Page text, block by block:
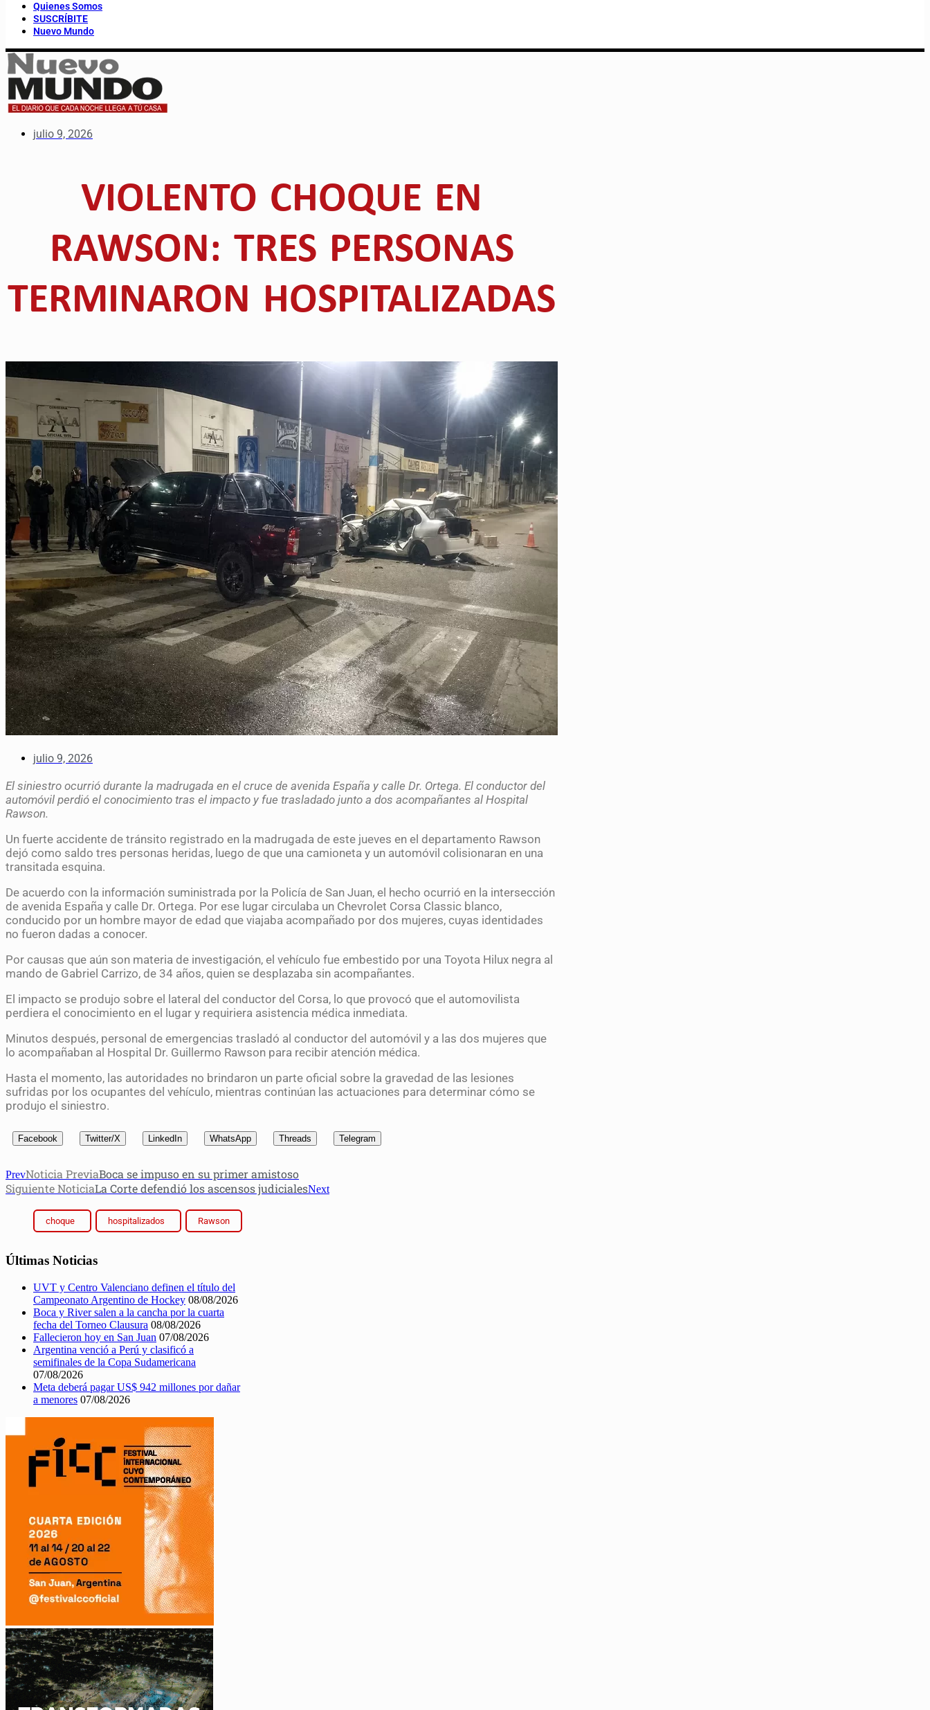
Quienes Somos
SUSCRÍBITE
Nuevo Mundo
julio 9, 2026
VIOLENTO CHOQUE EN
RAWSON: TRES PERSONAS
TERMINARON HOSPITALIZADAS
julio 9, 2026
El siniestro ocurrió durante la madrugada en el cruce de avenida España y calle Dr. Ortega. El conductor del
automóvil perdió el conocimiento tras el impacto y fue trasladado junto a dos acompañantes al Hospital
Rawson.
Un fuerte accidente de tránsito registrado en la madrugada de este jueves en el departamento Rawson
dejó como saldo tres personas heridas, luego de que una camioneta y un automóvil colisionaran en una
transitada esquina.
De acuerdo con la información suministrada por la Policía de San Juan, el hecho ocurrió en la intersección
de avenida España y calle Dr. Ortega. Por ese lugar circulaba un Chevrolet Corsa Classic blanco,
conducido por un hombre mayor de edad que viajaba acompañado por dos mujeres, cuyas identidades
no fueron dadas a conocer.
Por causas que aún son materia de investigación, el vehículo fue embestido por una Toyota Hilux negra al
mando de Gabriel Carrizo, de 34 años, quien se desplazaba sin acompañantes.
El impacto se produjo sobre el lateral del conductor del Corsa, lo que provocó que el automovilista
perdiera el conocimiento en el lugar y requiriera asistencia médica inmediata.
Minutos después, personal de emergencias trasladó al conductor del automóvil y a las dos mujeres que
lo acompañaban al Hospital Dr. Guillermo Rawson para recibir atención médica.
Hasta el momento, las autoridades no brindaron un parte oficial sobre la gravedad de las lesiones
sufridas por los ocupantes del vehículo, mientras continúan las actuaciones para determinar cómo se
produjo el siniestro.
Facebook Twitter/X LinkedIn WhatsApp Threads Telegram
PrevNoticia PreviaBoca se impuso en su primer amistoso
Siguiente NoticiaLa Corte defendió los ascensos judicialesNext
choque hospitalizados Rawson
Últimas Noticias
UVT y Centro Valenciano definen el título del
Campeonato Argentino de Hockey 08/08/2026
Boca y River salen a la cancha por la cuarta
fecha del Torneo Clausura 08/08/2026
Fallecieron hoy en San Juan 07/08/2026
Argentina venció a Perú y clasificó a
semifinales de la Copa Sudamericana
07/08/2026
Meta deberá pagar US$ 942 millones por dañar
a menores 07/08/2026